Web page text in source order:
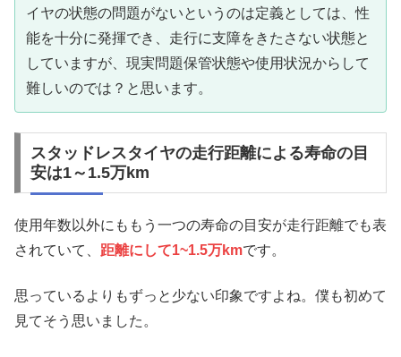
イヤの状態の問題がないというのは定義としては、性
能を十分に発揮でき、走行に支障をきたさない状態と
していますが、現実問題保管状態や使用状況からして
難しいのでは？と思います。
スタッドレスタイヤの走行距離による寿命の目
安は1～1.5万km
使用年数以外にももう一つの寿命の目安が走行距離でも表
されていて、 距離にして1~1.5万kmです。
思っているよりもずっと少ない印象ですよね。僕も初めて
見てそう思いました。